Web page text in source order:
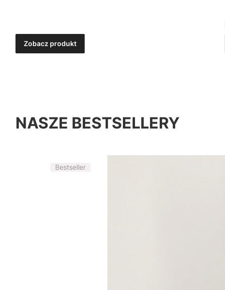
Zobacz produkt
NASZE BESTSELLERY
Bestseller